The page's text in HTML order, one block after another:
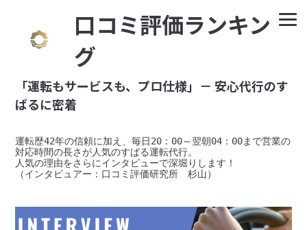
⼝コミ評価ランキン
グ
「運転もサービスも、プロ仕様」－ 安心代行のす
ばるに密着
運転歴42年の信頼に加え、毎日20：00～翌朝04：00まで営業の
対応時間の長さが人気のすばる運転代行。
人気の理由をさらにインタビューで深堀りします！
（インタビュアー：口コミ評価研究所　杉山）